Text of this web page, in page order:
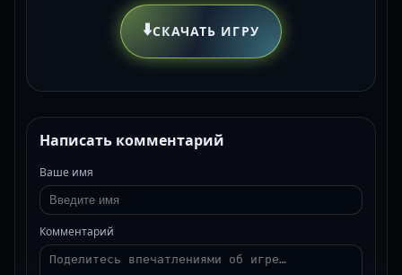
⬇️СКАЧАТЬ ИГРУ
Написать комментарий
Ваше имя
Комментарий